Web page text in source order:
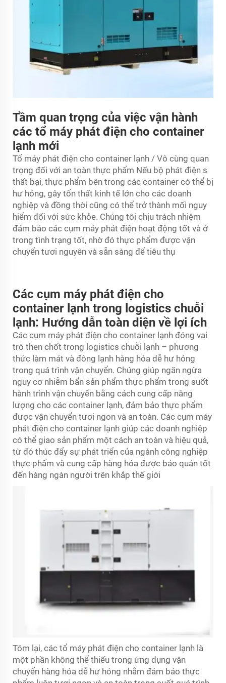
Tầm quan trọng của việc vận hành
các tổ máy phát điện cho container
lạnh mới
Tổ máy phát điện cho container lạnh / Vô cùng quan
trọng đối với an toàn thực phẩm Nếu bộ phát điện s
thất bại, thực phẩm bên trong các container có thể bị
hư hỏng, gây tổn thất kinh tế lớn cho các doanh
nghiệp và đồng thời cũng có thể trở thành mối nguy
hiểm đối với sức khỏe. Chúng tôi chịu trách nhiệm
đảm bảo các cụm máy phát điện hoạt động tốt và ở
trong tình trạng tốt, nhờ đó thực phẩm được vận
chuyển tươi nguyên và sẵn sàng để tiêu thụ
Các cụm máy phát điện cho
container lạnh trong logistics chuỗi
lạnh: Hướng dẫn toàn diện về lợi ích
Các cụm máy phát điện cho container lạnh đóng vai
trò then chốt trong logistics chuỗi lạnh – phương
thức làm mát và đông lạnh hàng hóa dễ hư hỏng
trong quá trình vận chuyển. Chúng giúp ngăn ngừa
nguy cơ nhiễm bẩn sản phẩm thực phẩm trong suốt
hành trình vận chuyển bằng cách cung cấp năng
lượng cho các container lạnh, đảm bảo thực phẩm
được vận chuyển tươi ngon và an toàn. Các cụm máy
phát điện cho container lạnh giúp các doanh nghiệp
có thể giao sản phẩm một cách an toàn và hiệu quả,
từ đó thúc đẩy sự phát triển của ngành công nghiệp
thực phẩm và cung cấp hàng hóa được bảo quản tốt
đến hàng ngàn người trên khắp thế giới
Tóm lại, các tổ máy phát điện cho container lạnh là
một phần không thể thiếu trong ứng dụng vận
chuyển hàng hóa dễ hư hỏng nhằm đảm bảo thực